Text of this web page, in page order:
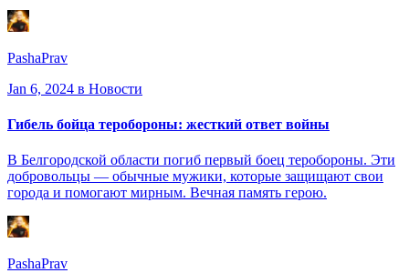
PashaPrav
Jan 6, 2024 в Новости
Гибель бойца теробороны: жесткий ответ войны
В Белгородской области погиб первый боец теробороны. Эти
добровольцы — обычные мужики, которые защищают свои
города и помогают мирным. Вечная память герою.
PashaPrav